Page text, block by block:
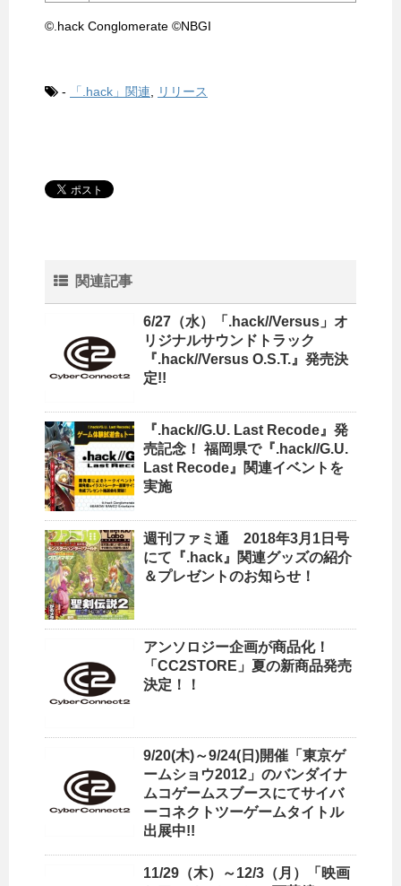
©.hack Conglomerate ©NBGI
- 「.hack」関連 リリース
関連記事
6/27（水）「.hack//Versus」オ
リジナルサウンドトラック
『.hack//Versus O.S.T.』発売決
定!!
『.hack//G.U. Last Recode』発
売記念！ 福岡県で『.hack//G.U.
Last Recode』関連イベントを
実施
週刊ファミ通 2018年3月1日号
にて『.hack』関連グッズの紹介
＆プレゼントのお知らせ！
アンソロジー企画が商品化！
「CC2STORE」夏の新商品発売
決定！！
9/20(木)～9/24(日)開催「東京ゲ
ームショウ2012」のバンダイナ
ムコゲームスブースにてサイバ
ーコネクトツーゲームタイトル
出展中!!
11/29（木）～12/3（月）「映画